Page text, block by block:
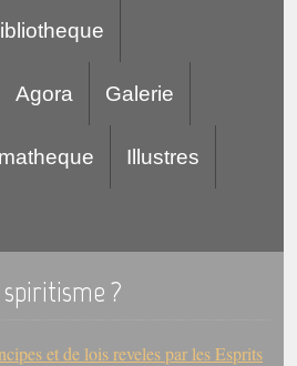
Agora Galerie
Illustres
?
et de lois reveles par les Esprits